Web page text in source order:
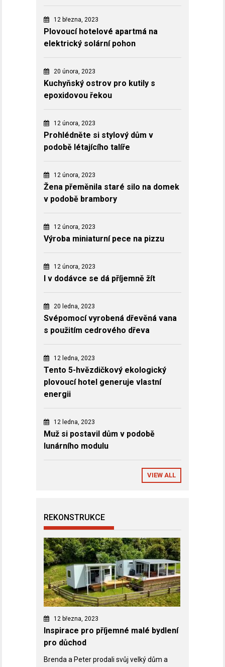
12 března, 2023
Plovoucí hotelové apartmá na
elektrický solární pohon
20 února, 2023
Kuchyňský ostrov pro kutily s
epoxidovou řekou
12 února, 2023
Prohlédněte si stylový dům v
podobě létajícího talíře
12 února, 2023
Žena přeměnila staré silo na domek
v podobě brambory
12 února, 2023
Výroba miniaturní pece na pizzu
12 února, 2023
I v dodávce se dá příjemně žít
20 ledna, 2023
Svépomocí vyrobená dřevěná vana
s použitím cedrového dřeva
12 ledna, 2023
Tento 5-hvězdičkový ekologický
plovoucí hotel generuje vlastní
energii
12 ledna, 2023
Muž si postavil dům v podobě
lunárního modulu
VIEW ALL
REKONSTRUKCE
12 března, 2023
Inspirace pro příjemné malé bydlení
pro důchod
Brenda a Peter prodali svůj velký dům a